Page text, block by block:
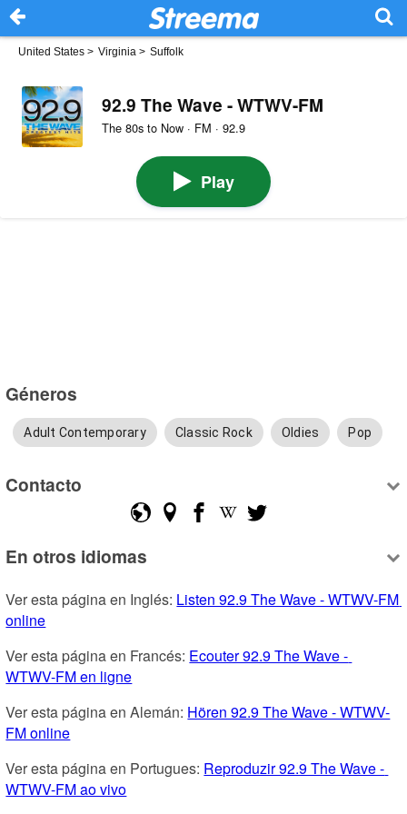
United States > Virginia > Suffolk
92.9 The Wave - WTWV-FM
The 80s to Now · FM · 92.9
Play
Géneros
Adult Contemporary Classic Rock Oldies Pop
Contacto
En otros idiomas
Ver esta página en Inglés: Listen 92.9 The Wave - WTWV-FM
online
Ver esta página en Francés: Ecouter 92.9 The Wave -
WTWV-FM en ligne
Ver esta página en Alemán: Hören 92.9 The Wave - WTWV-
FM online
Ver esta página en Portugues: Reproduzir 92.9 The Wave -
WTWV-FM ao vivo